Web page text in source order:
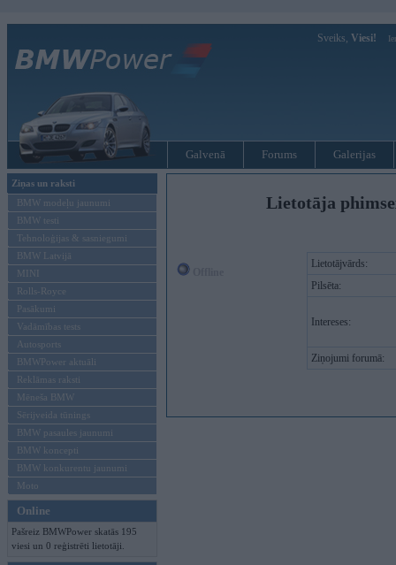
Sveiks, Viesi!
Galvenā Forums Galerijas
Ziņas un raksti
BMW modeļu jaunumi
BMW testi
Tehnoloģijas & sasniegumi
BMW Latvijā
MINI
Rolls-Royce
Pasākumi
Vadāmības tests
Autosports
BMWPower aktuāli
Reklāmas raksti
Mēneša BMW
Sērijveida tūnings
BMW pasaules jaunumi
BMW koncepti
BMW konkurentu jaunumi
Moto
Online
Pašreiz BMWPower skatās 195
viesi un 0 reģistrēti lietotāji.
Lietotāja
Lietotājvārds:
Pilsēta:
Intereses:
Ziņojumi forumā: